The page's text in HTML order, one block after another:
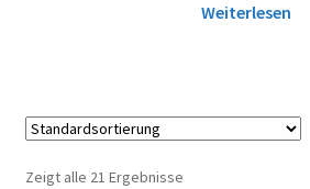
Weiterlesen
Zeigt alle 21 Ergebnisse